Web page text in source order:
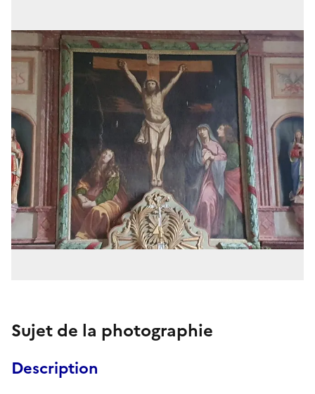
Sujet de la photographie
Description